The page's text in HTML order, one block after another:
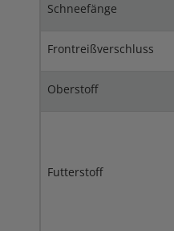
Schneefänge
Frontreißverschluss
Oberstoff
Futterstoff